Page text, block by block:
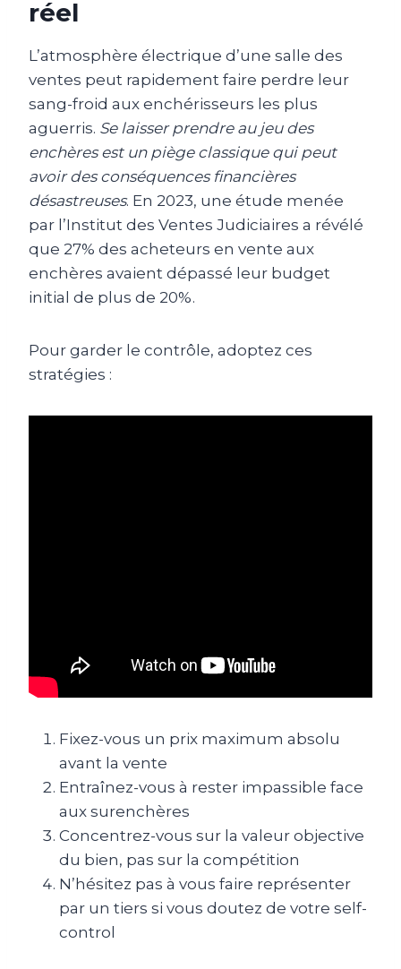
réel
L’atmosphère électrique d’une salle des
ventes peut rapidement faire perdre leur
sang-froid aux enchérisseurs les plus
aguerris. Se laisser prendre au jeu des
enchères est un piège classique qui peut
avoir des conséquences financières
désastreuses. En 2023, une étude menée
par l’Institut des Ventes Judiciaires a révélé
que 27% des acheteurs en vente aux
enchères avaient dépassé leur budget
initial de plus de 20%.
Pour garder le contrôle, adoptez ces
stratégies :
Fixez-vous un prix maximum absolu
avant la vente
Entraînez-vous à rester impassible face
aux surenchères
Concentrez-vous sur la valeur objective
du bien, pas sur la compétition
N’hésitez pas à vous faire représenter
par un tiers si vous doutez de votre self-
control